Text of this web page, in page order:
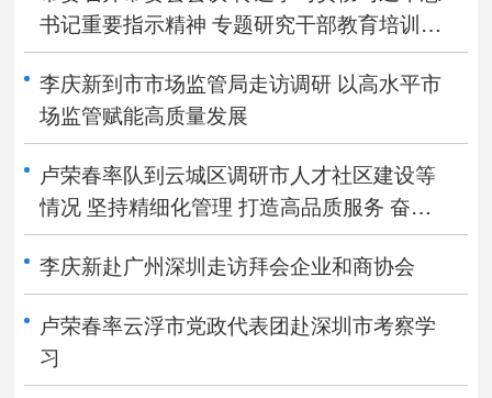
书记重要指示精神 专题研究干部教育培训、
党校工作和安全生产工作 卢荣春主持会议
李庆新到市市场监管局走访调研 以高水平市
场监管赋能高质量发展
卢荣春率队到云城区调研市人才社区建设等
情况 坚持精细化管理 打造高品质服务 奋力
开创“近悦远来”人才工作新局面
李庆新赴广州深圳走访拜会企业和商协会
卢荣春率云浮市党政代表团赴深圳市考察学
习